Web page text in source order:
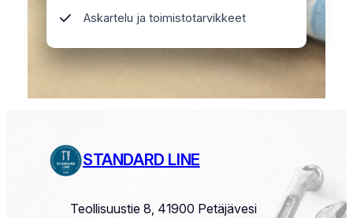
Askartelu ja toimistotarvikkeet
STANDARD LINE
Teollisuustie 8, 41900 Petäjävesi